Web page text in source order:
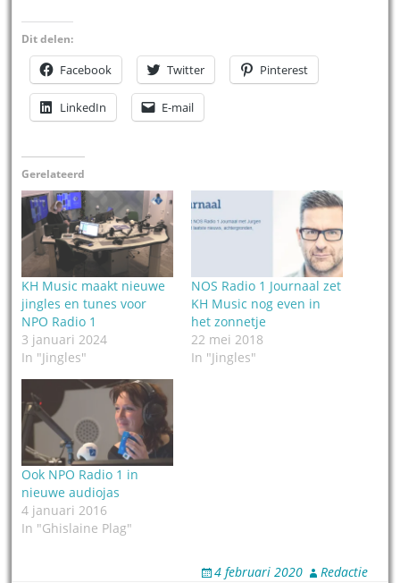
Dit delen:
Facebook Twitter Pinterest
LinkedIn E-mail
Gerelateerd
KH Music maakt nieuwe
jingles en tunes voor
NPO Radio 1
3 januari 2024
In "Jingles"
NOS Radio 1 Journaal zet
KH Music nog even in
het zonnetje
22 mei 2018
In "Jingles"
Ook NPO Radio 1 in
nieuwe audiojas
4 januari 2016
In "Ghislaine Plag"
4 februari 2020 Redactie